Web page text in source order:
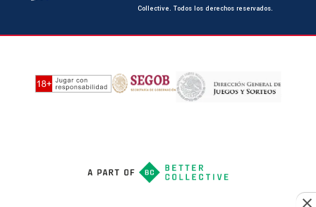
Collective. Todos los derechos reservados.